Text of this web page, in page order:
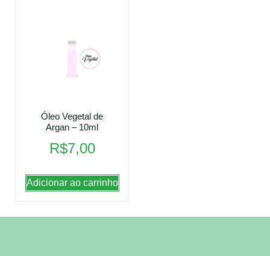
Óleo Vegetal de
Argan – 10ml
R$7,00
Adicionar ao carrinho